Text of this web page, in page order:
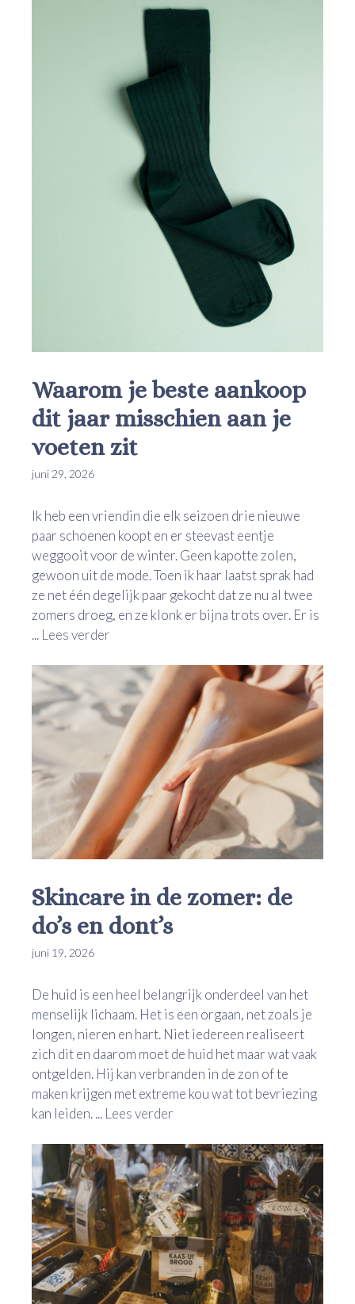
Waarom je beste aankoop
dit jaar misschien aan je
voeten zit
juni 29, 2026
Ik heb een vriendin die elk seizoen drie nieuwe
paar schoenen koopt en er steevast eentje
weggooit voor de winter. Geen kapotte zolen,
gewoon uit de mode. Toen ik haar laatst sprak had
ze net één degelijk paar gekocht dat ze nu al twee
zomers droeg, en ze klonk er bijna trots over. Er is
... Lees verder
Skincare in de zomer: de
do’s en dont’s
juni 19, 2026
De huid is een heel belangrijk onderdeel van het
menselijk lichaam. Het is een orgaan, net zoals je
longen, nieren en hart. Niet iedereen realiseert
zich dit en daarom moet de huid het maar wat vaak
ontgelden. Hij kan verbranden in de zon of te
maken krijgen met extreme kou wat tot bevriezing
kan leiden. ... Lees verder